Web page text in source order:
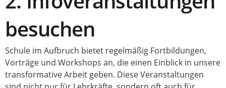
besuchen
Schule im Aufbruch bietet regelmäßig Fortbildungen,
Vorträge und Workshops an, die einen Einblick in unsere
transformative Arbeit geben. Diese Veranstaltungen